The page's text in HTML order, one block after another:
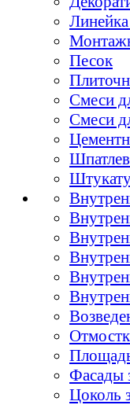
Песок
Смеси
Смеси
Фасады
Цоколь